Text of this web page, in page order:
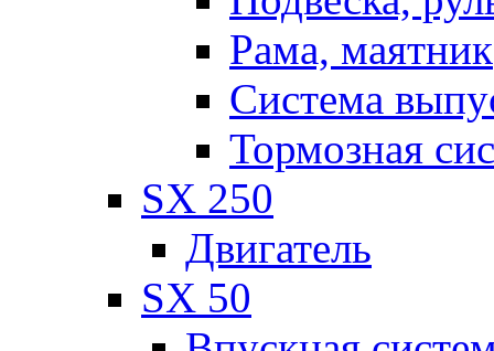
Рама, маятник
Система
Тормозная
SX 250
Двигатель
SX 50